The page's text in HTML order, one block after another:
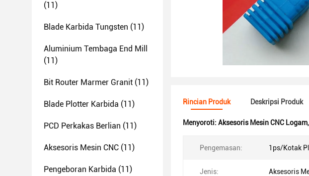
(11)
Blade Karbida Tungsten (11)
Aluminium Tembaga End Mill
(11)
Bit Router Marmer Granit (11)
Blade Plotter Karbida (11)
PCD Perkakas Berlian (11)
Aksesoris Mesin CNC (11)
Pengeboran Karbida (11)
Rincian Produk Deskripsi Produk
Menyoroti: Aksesoris Mesin CNC Logam,
Pengemasan: 1ps/Kotak
Jenis: Aksesoris